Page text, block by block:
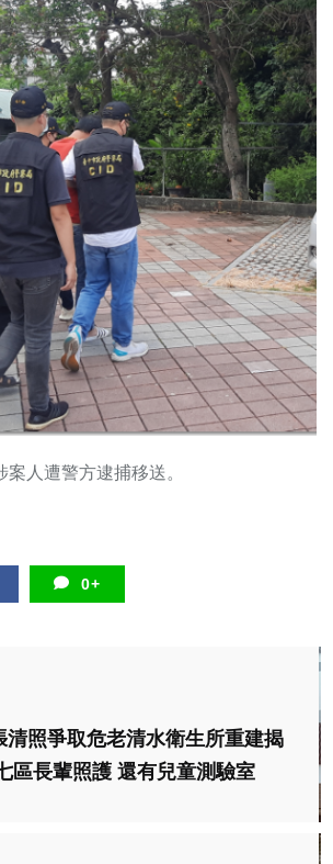
案人遭警方逮捕移送。
0+
清照爭取危老清水衛生所重建揭
區長輩照護 還有兒童測驗室